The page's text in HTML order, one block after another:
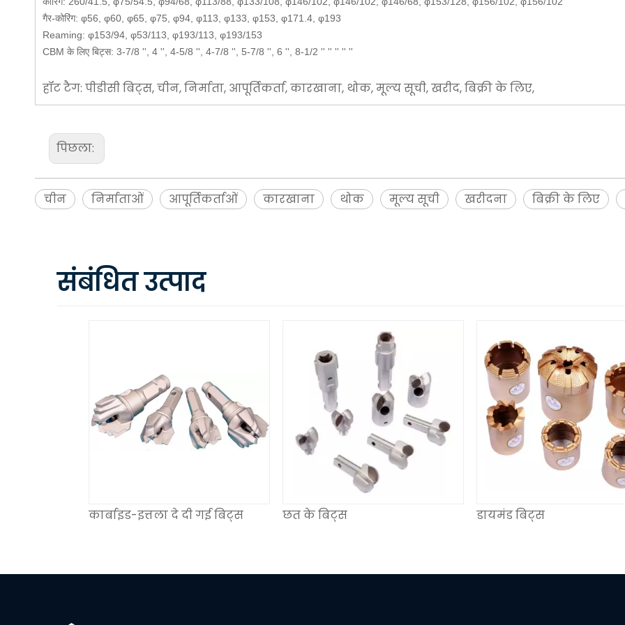
गैर-कोरिंग: φ56, φ60, φ65, φ75, φ94, φ113, φ133, φ153, φ171.4, φ193
Reaming: φ153/94, φ53/113, φ193/113, φ193/153
CBM के लिए बिट्स: 3-7/8 '', 4 '', 4-5/8 '', 4-7/8 '', 5-7/8 '', 6 '', 8-1/2 '' '' '' '' ''
हॉट टैग: पीडीसी बिट्स, चीन, निर्माता, आपूर्तिकर्ता, कारखाना, थोक, मूल्य सूची, खरीद, बिक्री के लिए,
पिछला:
चीन निर्माताओं आपूर्तिकर्ताओं कारखाना थोक मूल्य सूची खरीदना बिक्री के लिए
संबंधित उत्पाद
कार्बाइड-इत्तला दे दी गई बिट्स छत के बिट्स डायमंड बिट्स